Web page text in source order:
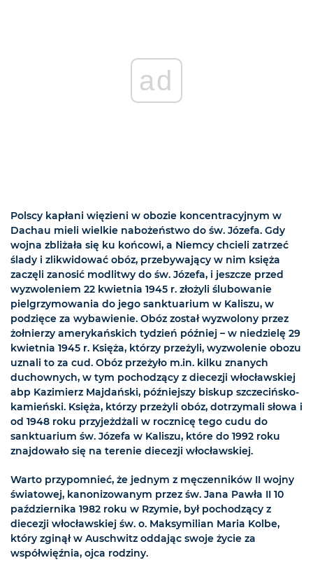
ad
Polscy kapłani więzieni w obozie koncentracyjnym w
Dachau mieli wielkie nabożeństwo do św. Józefa. Gdy
wojna zbliżała się ku końcowi, a Niemcy chcieli zatrzeć
ślady i zlikwidować obóz, przebywający w nim księża
zaczęli zanosić modlitwy do św. Józefa, i jeszcze przed
wyzwoleniem 22 kwietnia 1945 r. złożyli ślubowanie
pielgrzymowania do jego sanktuarium w Kaliszu, w
podzięce za wybawienie. Obóz został wyzwolony przez
żołnierzy amerykańskich tydzień później – w niedzielę 29
kwietnia 1945 r. Księża, którzy przeżyli, wyzwolenie obozu
uznali to za cud. Obóz przeżyło m.in. kilku znanych
duchownych, w tym pochodzący z diecezji włocławskiej
abp Kazimierz Majdański, późniejszy biskup szczecińsko-
kamieński. Księża, którzy przeżyli obóz, dotrzymali słowa i
od 1948 roku przyjeżdżali w rocznicę tego cudu do
sanktuarium św. Józefa w Kaliszu, które do 1992 roku
znajdowało się na terenie diecezji włocławskiej.
Warto przypomnieć, że jednym z męczenników II wojny
światowej, kanonizowanym przez św. Jana Pawła II 10
października 1982 roku w Rzymie, był pochodzący z
diecezji włocławskiej św. o. Maksymilian Maria Kolbe,
który zginął w Auschwitz oddając swoje życie za
współwięźnia, ojca rodziny.